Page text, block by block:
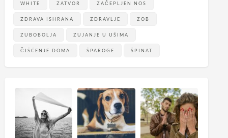
WHITE ZATVOR ZAČEPLJEN NOS
ZDRAVA ISHRANA ZDRAVLJE ZOB
ZUBOBOLJA ZUJANJE U UŠIMA
ČIŠĆENJE DOMA ŠPAROGE ŠPINAT